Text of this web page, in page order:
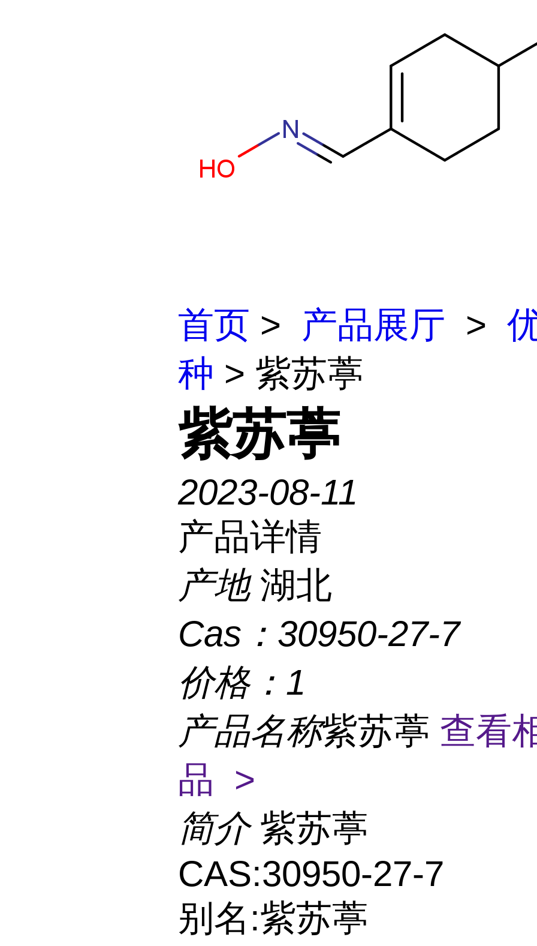
首页 > 产品展厅 >
种 > 紫苏葶
紫苏葶
2023-08-11
产品详情
产地 湖北
Cas： 30950-27-7
价格： 1
产品名称紫苏葶 查看
品 >
简介 紫苏葶
CAS:30950-27-7
别名:紫苏葶